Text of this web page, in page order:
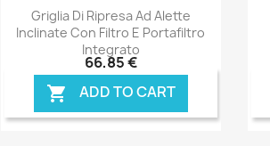
Anteprima
Griglia Di Ripresa Ad Alette
Inclinate Con Filtro E Portafiltro
Integrato
66,85 €
 ADD TO CART